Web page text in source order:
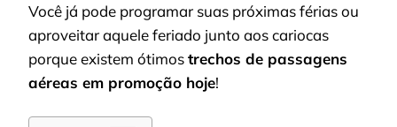
Você já pode programar suas próximas férias ou
aproveitar aquele feriado junto aos cariocas
porque existem ótimostrechos de passagens
aéreas em promoção hoje!